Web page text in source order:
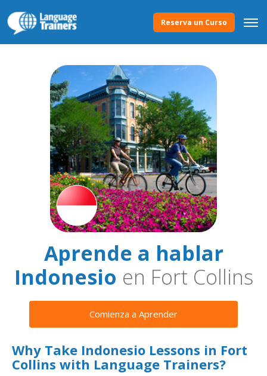
Reserva un Curso
Aprende a hablar
Indonesio en Fort Collins
Comienza a Aprender
Why Take Indonesio Lessons in Fort
Collins with Language Trainers?